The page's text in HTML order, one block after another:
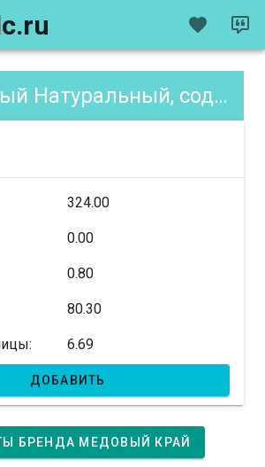
Мёд Горный Натуральный, содержание XE
324.00
0.00
0.80
80.30
6.69
ДОБАВИТЬ
БРЕНДА МЕДОВЫЙ КРАЙ